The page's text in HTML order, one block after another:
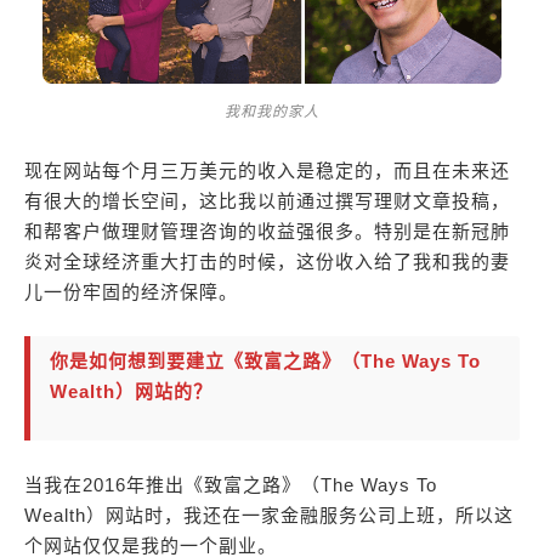
我和我的家人
现在网站每个月三万美元的收入是稳定的，而且在未来还
有很大的增长空间，这比我以前通过撰写理财文章投稿，
和帮客户做理财管理咨询的收益强很多。特别是在新冠肺
炎对全球经济重大打击的时候，这份收入给了我和我的妻
儿一份牢固的经济保障。
你是如何想到要建立《致富之路》（The Ways To
Wealth）网站的？
当我在2016年推出《致富之路》（The Ways To
Wealth）网站时，我还在一家金融服务公司上班，所以这
个网站仅仅是我的一个副业。